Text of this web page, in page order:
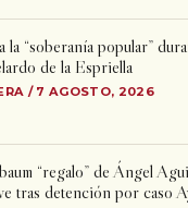
la “soberanía popular”
de la Espriella
/ 7 AGOSTO, 2026
“regalo” de Ángel
tras detención por caso